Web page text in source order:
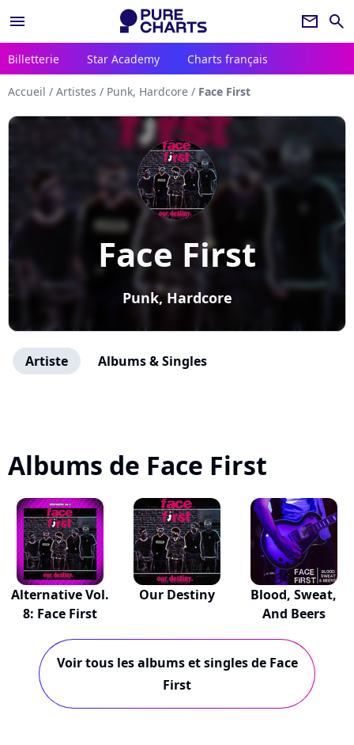
menu newsletter search
Billetterie Star Academy Charts français
Accueil / Artistes / Punk, Hardcore / Face First
Face First
Punk, Hardcore
Artiste Albums & Singles
Albums de Face First
Alternative Vol.
8: Face First
Our Destiny
Blood, Sweat,
And Beers
Voir tous les albums et singles de Face
First